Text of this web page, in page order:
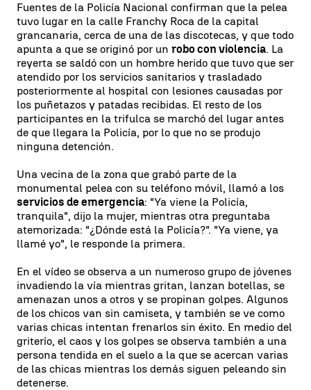
Fuentes de la Policía Nacional confirman que la pelea
tuvo lugar en la calle Franchy Roca de la capital
grancanaria, cerca de una de las discotecas, y que todo
apunta a que se originó por un robo con violencia. La
reyerta se saldó con un hombre herido que tuvo que ser
atendido por los servicios sanitarios y trasladado
posteriormente al hospital con lesiones causadas por
los puñetazos y patadas recibidas. El resto de los
participantes en la trifulca se marchó del lugar antes
de que llegara la Policía, por lo que no se produjo
ninguna detención.
Una vecina de la zona que grabó parte de la
monumental pelea con su teléfono móvil, llamó a los
servicios de emergencia: "Ya viene la Policía,
tranquila", dijo la mujer, mientras otra preguntaba
atemorizada: "¿Dónde está la Policía?". "Ya viene, ya
llamé yo", le responde la primera.
En el vídeo se observa a un numeroso grupo de jóvenes
invadiendo la vía mientras gritan, lanzan botellas, se
amenazan unos a otros y se propinan golpes. Algunos
de los chicos van sin camiseta, y también se ve como
varias chicas intentan frenarlos sin éxito. En medio del
griterío, el caos y los golpes se observa también a una
persona tendida en el suelo a la que se acercan varias
de las chicas mientras los demás siguen peleando sin
detenerse.